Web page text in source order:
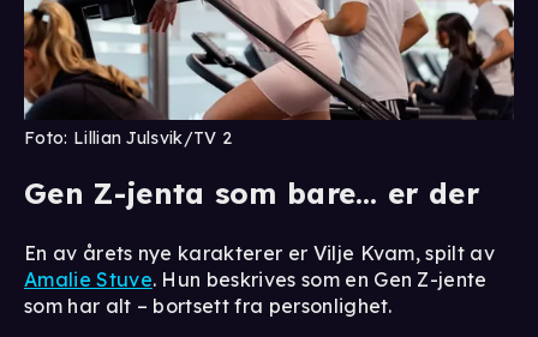
Foto: Lillian Julsvik/TV 2
Gen Z-jenta som bare… er der
En av årets nye karakterer er Vilje Kvam, spilt av
Amalie Stuve. Hun beskrives som en Gen Z-jente
som har alt – bortsett fra personlighet.